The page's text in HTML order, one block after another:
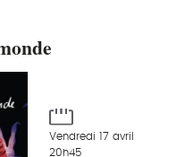
Vendredi 17 avril
20h45